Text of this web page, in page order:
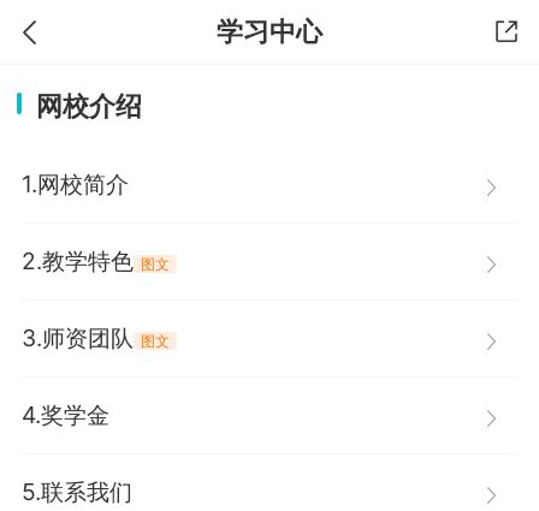
学习中心
网校介绍
1.网校简介
2.教学特色 图文
3.师资团队 图文
4.奖学金
5.联系我们